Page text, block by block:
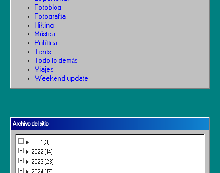
Fotoblog
Fotografía
Hiking
Música
Política
Tenis
Todo lo demás
Viajes
Weekend update
Archivo del sitio
2021 (3)
2022 (14)
2023 (23)
2024 (17)